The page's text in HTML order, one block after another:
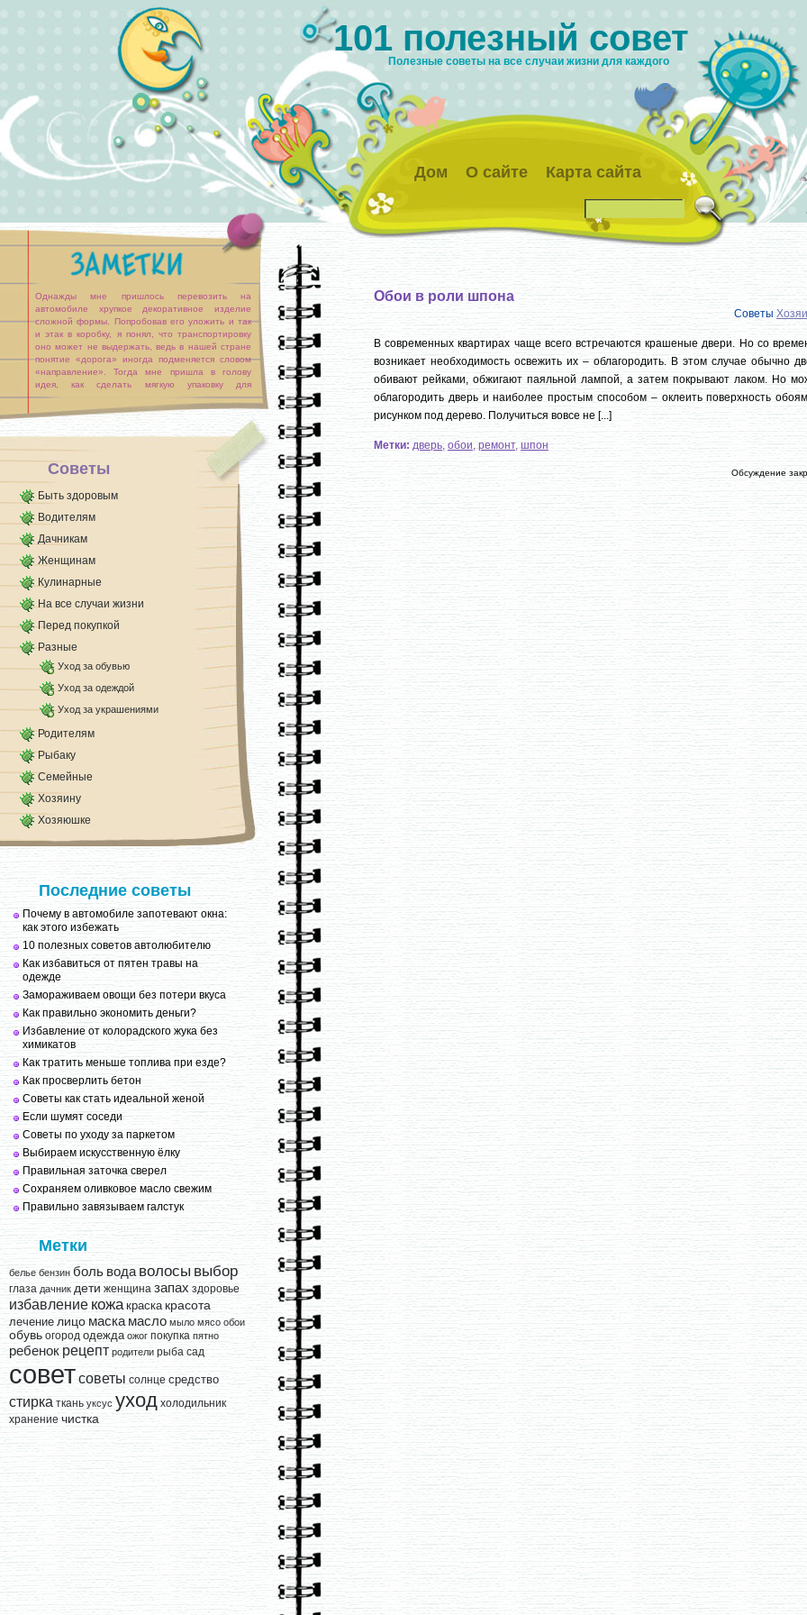
101 полезный совет
Полезные советы на все случаи жизни для каждого
Дом О сайте Карта сайта
Однажды мне пришлось перевозить на
автомобиле хрупкое декоративное изделие
сложной формы. Попробовав его уложить и так
и этак в коробку, я понял, что транспортировку
оно может не выдержать, ведь в нашей стране
понятие «дорога» иногда подменяется словом
«направление». Тогда мне пришла в голову
идея, как сделать мягкую упаковку для
транспортировки хрупких предметов.
По аналогии с полиэтиленовой [...]
Советы
Быть здоровым
Водителям
Дачникам
Женщинам
Кулинарные
На все случаи жизни
Перед покупкой
Разные
Уход за обувью
Уход за одеждой
Уход за украшениями
Родителям
Рыбаку
Семейные
Хозяину
Хозяюшке
Последние советы
Почему в автомобиле запотевают окна:
как этого избежать
10 полезных советов автолюбителю
Как избавиться от пятен травы на
одежде
Замораживаем овощи без потери вкуса
Как правильно экономить деньги?
Избавление от колорадского жука без
химикатов
Как тратить меньше топлива при езде?
Как просверлить бетон
Советы как стать идеальной женой
Если шумят соседи
Советы по уходу за паркетом
Выбираем искусственную ёлку
Правильная заточка сверел
Сохраняем оливковое масло свежим
Правильно завязываем галстук
Метки
белье бензин боль вода волосы выбор
глаза дачник дети женщина запах здоровье
избавление кожа краска красота
лечение лицо маска масло мыло мясо обои
обувь огород одежда ожог покупка пятно
ребенок рецепт родители рыба сад
советсоветы солнце средство
стирка ткань уксус уход холодильник
хранение чистка
Обои в роли шпона
Советы
В современных квартирах чаще всего встречаются крашеные двери. Но со
возникает необходимость освежить их – облагородить. В этом случае обычно
обивают рейками, обжигают паяльной лампой, а затем покрывают лаком. Но
облагородить дверь и наиболее простым способом – оклеить поверхность
рисунком под дерево. Получиться вовсе не [...]
Метки: дверь, обои, ремонт, шпон
Обсуждение